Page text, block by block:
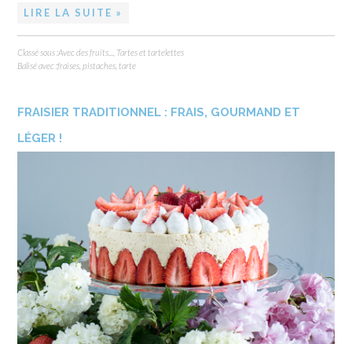
LIRE LA SUITE »
Classé sous :Avec des fruits...
Tartes et tartelettes
Balisé avec :fraises ,pistaches tarte
FRAISIER TRADITIONNEL : FRAIS, GOURMAND ET
LÉGER !